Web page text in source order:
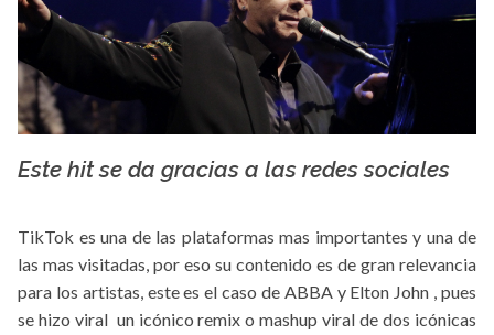
Este hit se da gracias a las redes sociales
TikTok es una de las plataformas mas importantes y una de
las mas visitadas, por eso su contenido es de gran relevancia
para los artistas, este es el caso de ABBA y Elton John , pues
se hizo viral un icónico remix o mashup viral de dos icónicas